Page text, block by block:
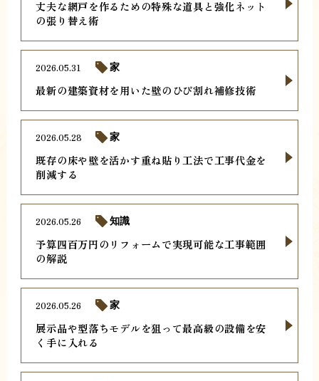
丈夫な網戸を作るための特殊な道具と強化ネット
の張り替え術
最新の建築資材を用いた壁のひび割れ補修技術
2026.05.31 家
既存の床や壁を活かす重ね貼り工法で工事代金を
削減する
2026.05.28 家
予算四百万円のリフォームで実現可能な工事範囲
の解説
2026.05.26 知識
展示品や型落ちモデルを狙って最高級の設備を安
く手に入れる
2026.05.26 家